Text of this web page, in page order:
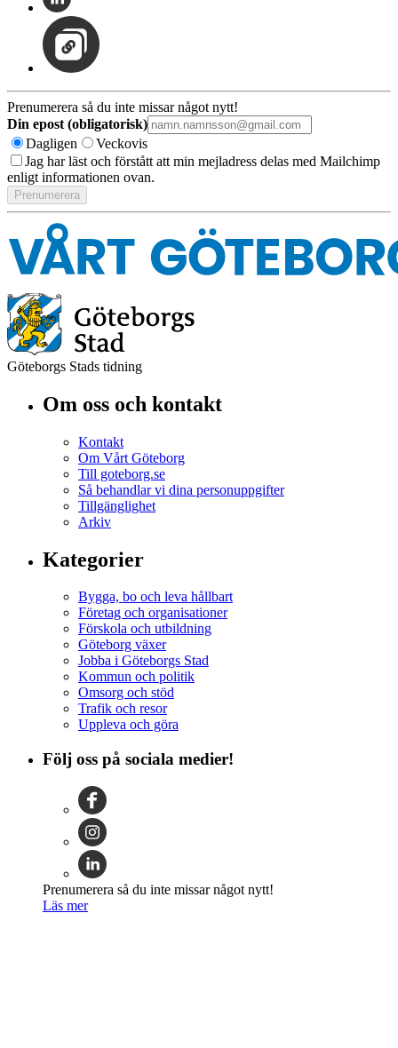
Prenumerera så du inte missar något nytt!
Din epost (obligatorisk)
Dagligen
Veckovis
Jag har läst och förstått att min mejladress delas med Mailchimp
enligt informationen ovan.
Göteborgs Stads tidning
Om oss och kontakt
Kontakt
Om Vårt Göteborg
Till goteborg.se
Så behandlar vi dina personuppgifter
Tillgänglighet
Arkiv
Kategorier
Bygga, bo och leva hållbart
Företag och organisationer
Förskola och utbildning
Göteborg växer
Jobba i Göteborgs Stad
Kommun och politik
Omsorg och stöd
Trafik och resor
Uppleva och göra
Följ oss på sociala medier!
Prenumerera så du inte missar något nytt!
Läs mer